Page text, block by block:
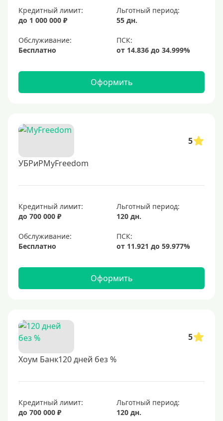
Кредитный лимит:
до 1 000 000 ₽
Льготный период:
55 дн.
Обслуживание:
Бесплатно
Оформить
5
УБРиРMyFreedom
Кредитный лимит:
до 700 000 ₽
Льготный период:
120 дн.
Обслуживание:
Бесплатно
Оформить
5
Хоум Банк120 дней без %
Кредитный лимит:
до 700 000 ₽
Льготный период:
120 дн.